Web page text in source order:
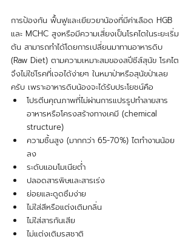
การป้องกัน ฟื้นฟูและเยียวยาน้องที่มีค่าเลือด HGB
และ MCHC สูงหรือมีความเสี่ยงเป็นโรคไตในระยะเริ่ม
ต้น สามารถทำได้โดยการเปลี่ยนมาทานอาหารดิบ
(Raw Diet) ตามความเหมาะสมของสปีชีส์สุนัข โรคไต
จึงไม่ใช่โรคที่เจอได้ง่ายๆ ในหมาป่าหรือสุนัขป่าเลย
ครับ เพราะอาหารดิบน้องจะได้รับประโยชน์คือ
โปรตีนคุณภาพที่ไม่ผ่านการแปรรูปทำลายสาร
อาหารหรือโครงสร้างทางเคมี (chemical
structure)
ความชื้นสูง (มากกว่า 65-70%) ไตทำงานน้อย
ลง
ระดับแอมโมเนียต่ำ
ปลอดสารพิษและสารเร่ง
ย่อยและดูดซึมง่าย
ไม่ใส่สีหรือแต่งเติมกลิ่น
ไม่ใส่สารกันเสีย
ไม่แต่งเติมรสชาติ